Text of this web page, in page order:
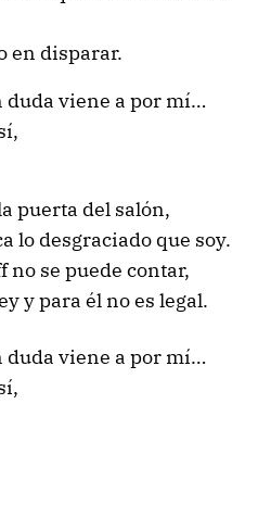
en disparar.
duda viene a por mí…
puerta del salón,
lo desgraciado que soy.
no se puede contar,
y para él no es legal.
duda viene a por mí…